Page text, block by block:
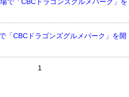
「CBCドラゴンズグルメパーク」を開
1